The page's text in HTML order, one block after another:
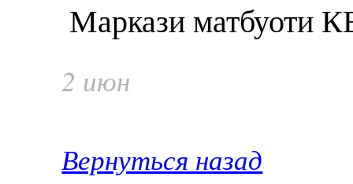
Маркази матбуоти
2 июн
Вернуться назад